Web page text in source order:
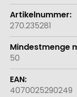
270.235281
50
4070025290249